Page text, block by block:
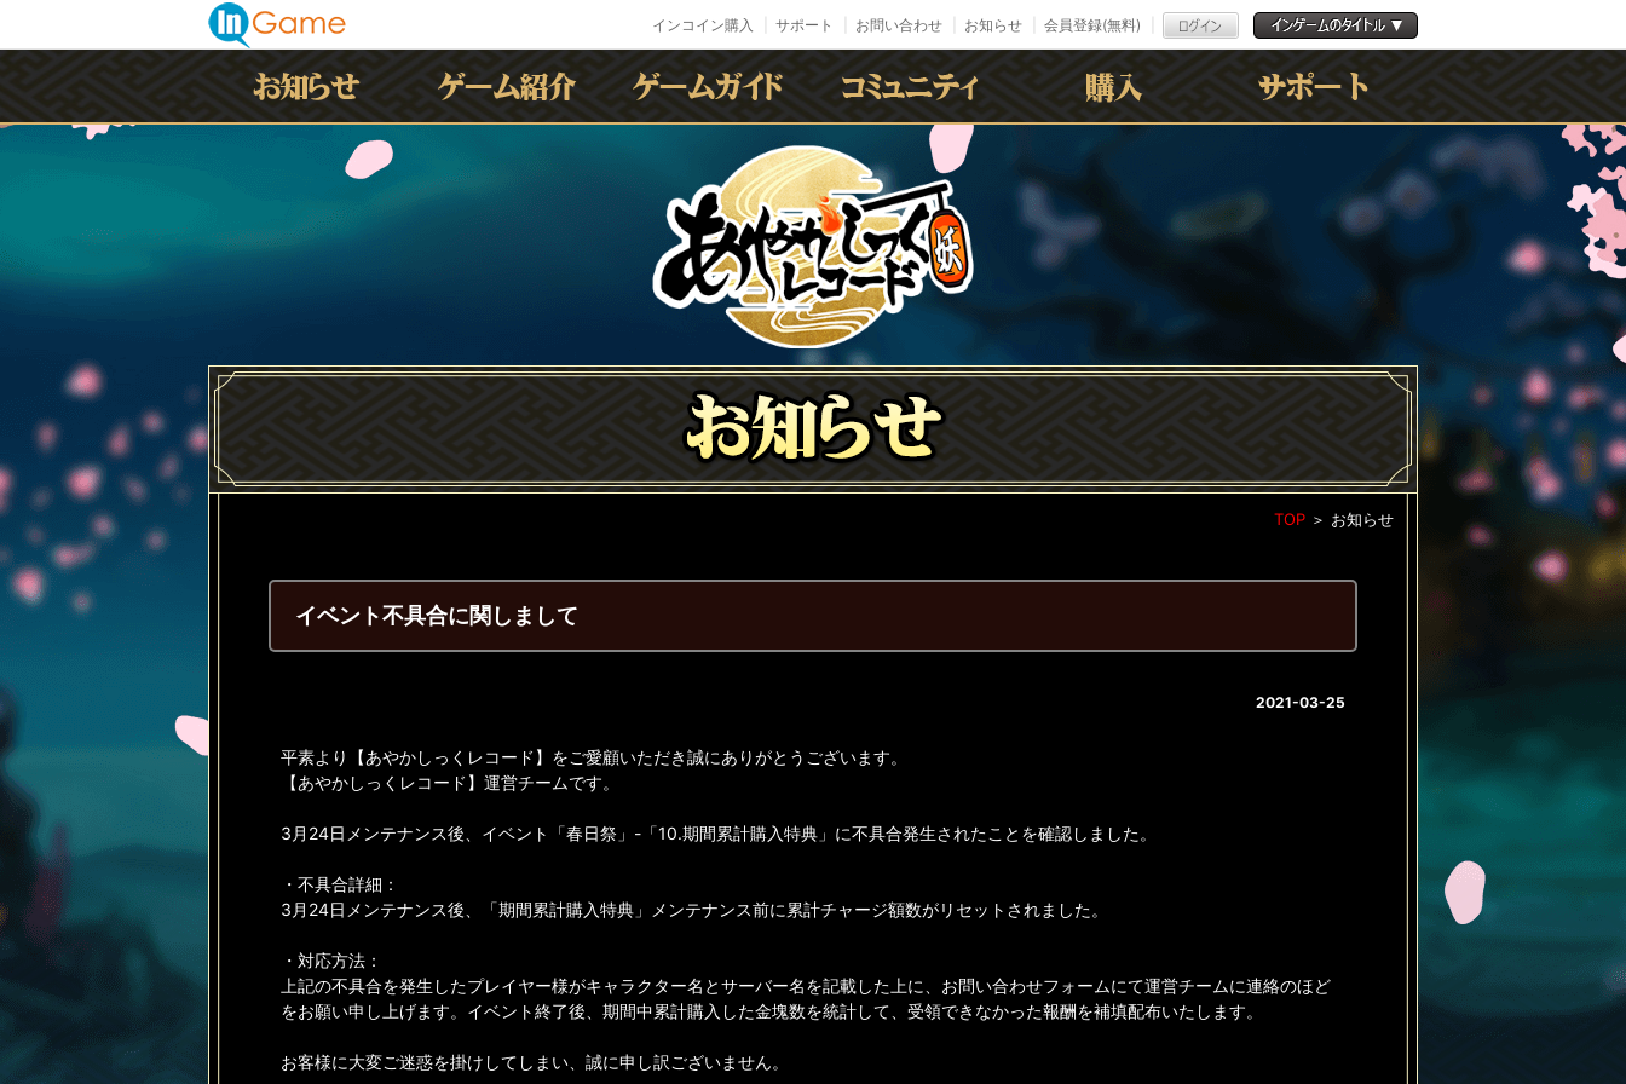
インコイン購入 サポート お問い合わせ お知らせ 会員登録(無料)
イベント 利用規約
ﾌﾟﾗｲﾊﾞｼｰﾎﾟﾘｼｰ
TOP ＞ お知らせ
イベント不具合に関しまして
2021-03-25
平素より【あやかしっくレコード】をご愛顧いただき誠にありがとうございます。
【あやかしっくレコード】運営チームです。
3月24日メンテナンス後、イベント「春日祭」-「10.期間累計購入特典」に不具合発生されたことを確認しました。
・不具合詳細：
3月24日メンテナンス後、「期間累計購入特典」メンテナンス前に累計チャージ額数がリセットされました。
・対応方法：
上記の不具合を発生したプレイヤー様がキャラクター名とサーバー名を記載した上に、お問い合わせフォームにて運営チームに連絡のほど
をお願い申し上げます。イベント終了後、期間中累計購入した金塊数を統計して、受領できなかった報酬を補填配布いたします。
お客様に大変ご迷惑を掛けしてしまい、誠に申し訳ございません。